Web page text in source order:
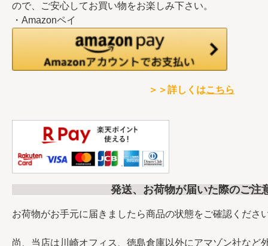
ので、ご安心してお買い物をお楽しみ下さい。
・Amazonペイ
＞＞詳しくはこちら
発送、お荷物が届いた際のご注
お荷物がお手元に届きましたら商品の状態をご確認くださ
尚、当店は川崎オフィス、徳島倉庫以外にアマゾン社など